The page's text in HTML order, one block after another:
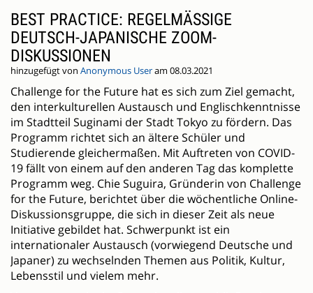
BEST PRACTICE: REGELMÄSSIGE D
EUTSCH-JAPANISCHE ZOOM-D
ISKUSSIONEN
hinzugefügt von Anonymous Useram 08.03.2021
Challenge for the Future hat es sich zum Ziel gemacht,
den interkulturellen Austausch und Englischkenntnisse
im Stadtteil Suginami der Stadt Tokyo zu fördern. Das
Programm richtet sich an ältere Schüler und
Studierende gleichermaßen. Mit Auftreten von COVID-
19 fällt von einem auf den anderen Tag das komplette
Programm weg. Chie Suguira, Gründerin von Challenge
for the Future, berichtet über die wöchentliche Online-
Diskussionsgruppe, die sich in dieser Zeit als neue
Initiative gebildet hat. Schwerpunkt ist ein
internationaler Austausch (vorwiegend Deutsche und
Japaner) zu wechselnden Themen aus Politik, Kultur,
Lebensstil und vielem mehr.